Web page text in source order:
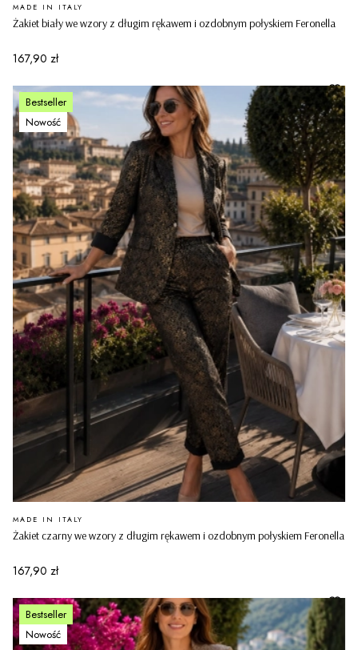
Żakiet biały we wzory z długim rękawem i ozdobnym połyskiem Feronella
PRODUCENT
MADE IN ITALY
Cena
167,90 zł
Bestseller
Nowość
Żakiet czarny we wzory z długim rękawem i ozdobnym połyskiem Feronella
PRODUCENT
MADE IN ITALY
Cena
167,90 zł
Bestseller
Nowość